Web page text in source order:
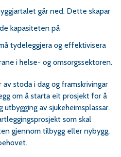
går ned. Dette skapar
kapasiteten på
tydeleggjera og effektivisera
i helse- og omsorgssektoren.
av stoda i dag og framskrivingar
om å starta eit prosjekt for å
av sjukeheimsplassar.
som skal
gjennom tilbygg eller nybygg,